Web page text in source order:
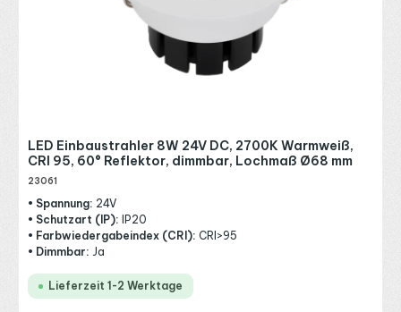
LED Einbaustrahler 8W 24V DC, 2700K Warmweiß,
CRI 95, 60° Reflektor, dimmbar, Lochmaß Ø68 mm
23061
• Spannung: 24V
• Schutzart (IP): IP20
• Farbwiedergabeindex (CRI): CRI>95
• Dimmbar: Ja
Lieferzeit 1-2 Werktage